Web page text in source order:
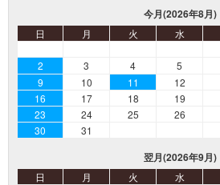
今月(2026年8月)
日 月 火 水
2
3 4 5
9
10 11 12
16
17 18 19
23
24 25 26
30
31
翌月(2026年9月)
日 月 火 水